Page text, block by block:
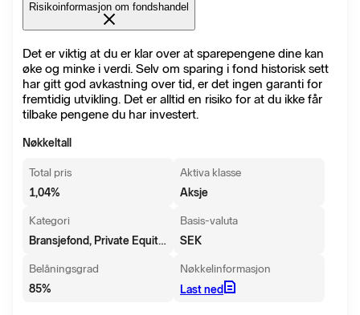
Risikoinformasjon om fondshandel
Det er viktig at du er klar over at sparepengene dine kan
øke og minke i verdi. Selv om sparing i fond historisk sett
har gitt god avkastning over tid, er det ingen garanti for
fremtidig utvikling. Det er alltid en risiko for at du ikke får
tilbake pengene du har investert.
Nøkkeltall
Total pris
1,04%
Aktiva klasse
Aksje
Kategori
Bransjefond, Private Equity Notert
Basis-valuta
SEK
Belåningsgrad
85%
Nøkkelinformasjon
Last ned